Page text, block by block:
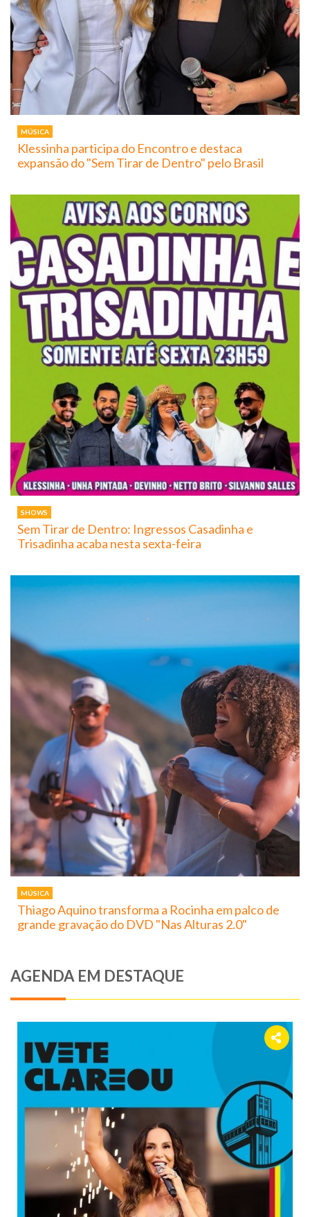
MÚSICA
Klessinha participa do Encontro e destaca
expansão do "Sem Tirar de Dentro" pelo Brasil
SHOWS
Sem Tirar de Dentro: Ingressos Casadinha e
Trisadinha acaba nesta sexta-feira
MÚSICA
Thiago Aquino transforma a Rocinha em palco de
grande gravação do DVD "Nas Alturas 2.0"
AGENDA EM DESTAQUE